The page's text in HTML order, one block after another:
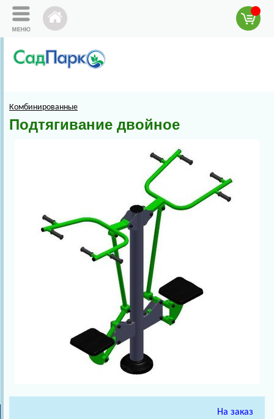
Комбинированные
Подтягивание двойное
На заказ